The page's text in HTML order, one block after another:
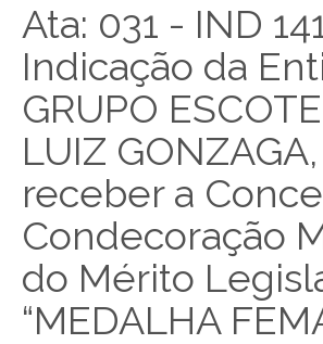
Ata: 031 - IND
Indicação da
GRUPO
LUIZ
receber a
Condecoração
do Mérito
“MEDALHA